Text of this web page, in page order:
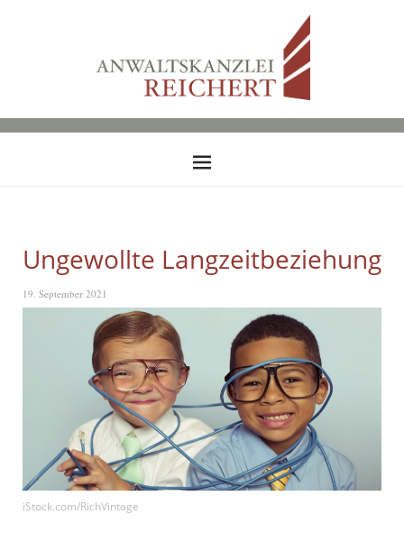
Ungewollte Langzeitbeziehung
19. September 2021
iStock.com/RichVintage